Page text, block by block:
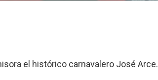
el histórico carnavalero José Arce.